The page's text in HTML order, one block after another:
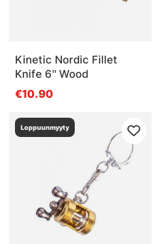
Kinetic Nordic Fillet
Knife 6'' Wood
€10.90
Loppuunmyyty